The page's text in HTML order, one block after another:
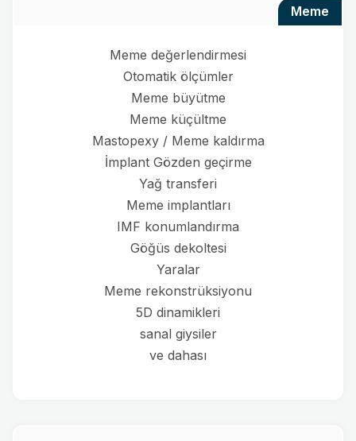
meme
Meme değerlendirmesi
Otomatik ölçümler
Meme büyütme
Meme küçültme
Mastopexy / Meme kaldırma
İmplant Gözden geçirme
Yağ transferi
Meme implantları
IMF konumlandırma
Göğüs dekoltesi
Yaralar
Meme rekonstrüksiyonu
5D dinamikleri
sanal giysiler
ve dahası